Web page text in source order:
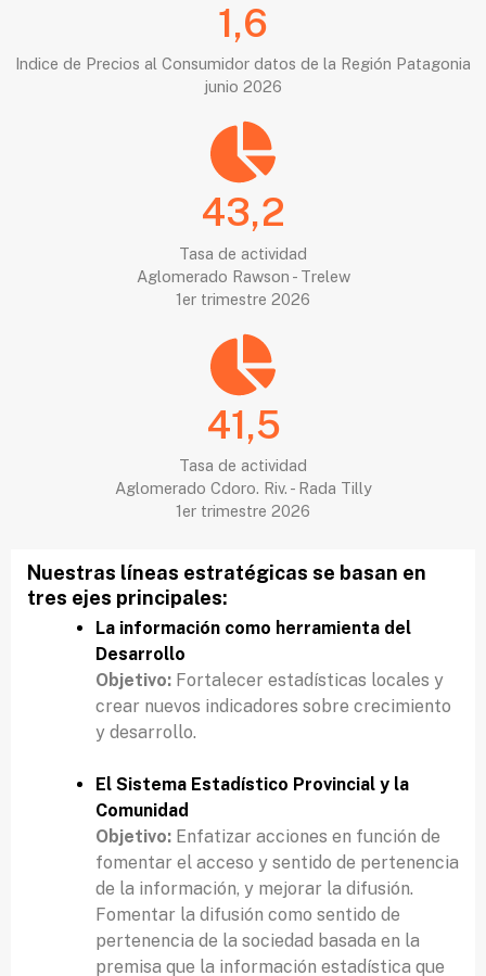
1,6
Indice de Precios al Consumidor datos de la Región Patagonia
junio 2026
43,2
Tasa de actividad
Aglomerado Rawson - Trelew
1er trimestre 2026
41,5
Tasa de actividad
Aglomerado Cdoro. Riv. - Rada Tilly
1er trimestre 2026
Nuestras líneas estratégicas se basan en
tres ejes principales:
La información como herramienta del
Desarrollo
Objetivo: Fortalecer estadísticas locales y
crear nuevos indicadores sobre crecimiento
y desarrollo.
El Sistema Estadístico Provincial y la
Comunidad
Objetivo: Enfatizar acciones en función de
fomentar el acceso y sentido de pertenencia
de la información, y mejorar la difusión.
Fomentar la difusión como sentido de
pertenencia de la sociedad basada en la
premisa que la información estadística que